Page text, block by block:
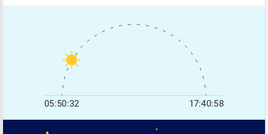
05:50:32 17:40:58